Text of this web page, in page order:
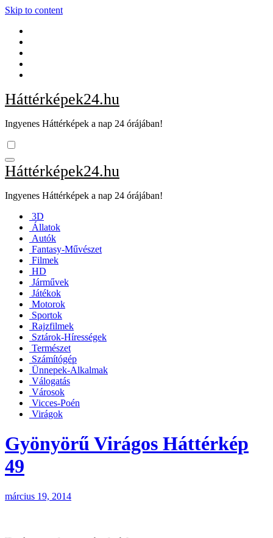
Skip to content
Háttérképek24.hu
Ingyenes Háttérképek a nap 24 órájában!
Háttérképek24.hu
Ingyenes Háttérképek a nap 24 órájában!
3D
Állatok
Autók
Fantasy-Művészet
Filmek
HD
Járművek
Játékok
Motorok
Sportok
Rajzfilmek
Sztárok-Hírességek
Természet
Számítógép
Ünnepek-Alkalmak
Válogatás
Városok
Vicces-Poén
Virágok
Gyönyörű Virágos Háttérkép
49
március 19, 2014